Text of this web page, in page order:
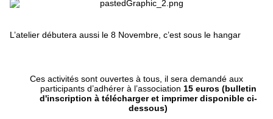
L’atelier débutera aussi le 8 Novembre, c’est sous le hangar
Ces activités sont ouvertes à tous, il sera demandé aux
participants d’adhérer à l’association 15 euros (bulletin
d'inscription à télécharger et imprimer disponible ci-
dessous)